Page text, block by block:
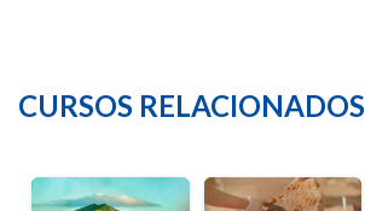
CURSOS RELACIONADOS